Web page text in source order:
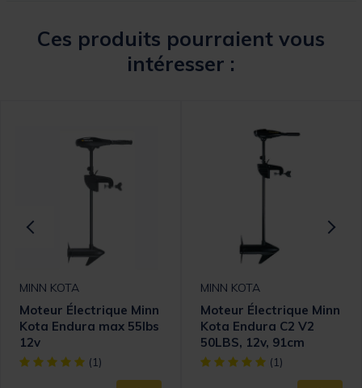
Ces produits pourraient vous
intéresser :
MINN KOTA
Moteur Électrique Minn
Kota Endura max 55lbs
12v
[object Object] out of 5 Customer Rating
(1)
MINN KOTA
Moteur Électrique Minn
Kota Endura C2 V2
50LBS, 12v, 91cm
[object Object] out of 5
(1)